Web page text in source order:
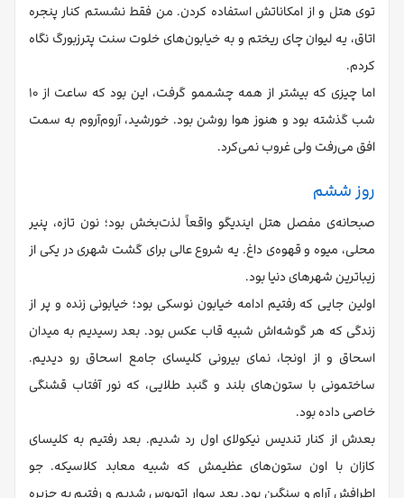
توی هتل و از امکاناتش استفاده کردن. من فقط نشستم کنار پنجره
اتاق، یه لیوان چای ریختم و به خیابون‌های خلوت سنت پترزبورگ نگاه
کردم.
اما چیزی که بیشتر از همه چشممو گرفت، این بود که ساعت از ۱۰
شب گذشته بود و هنوز هوا روشن بود. خورشید، آروم‌آروم به سمت
افق می‌رفت ولی غروب نمی‌کرد.
روز ششم
صبحانه‌ی مفصل هتل ایندیگو واقعاً لذت‌بخش بود؛ نون تازه، پنیر
محلی، میوه و قهوه‌ی داغ. یه شروع عالی برای گشت شهری در یکی از
زیباترین شهرهای دنیا بود.
اولین جایی که رفتیم ادامه‌ خیابون نوسکی بود؛ خیابونی زنده و پر از
زندگی که هر گوشه‌اش شبیه قاب عکس بود. بعد رسیدیم به میدان
اسحاق و از اونجا، نمای بیرونی کلیسای جامع اسحاق رو دیدیم.
ساختمونی با ستون‌های بلند و گنبد طلایی، که نور آفتاب قشنگی
خاصی داده بود.
بعدش از کنار تندیس نیکولای اول رد شدیم. بعد رفتیم به کلیسای
کازان با اون ستون‌های عظیمش که شبیه معابد کلاسیکه. جو
اطرافش آرام و سنگین بود. بعد سوار اتوبوس شدیم و رفتیم به جزیره